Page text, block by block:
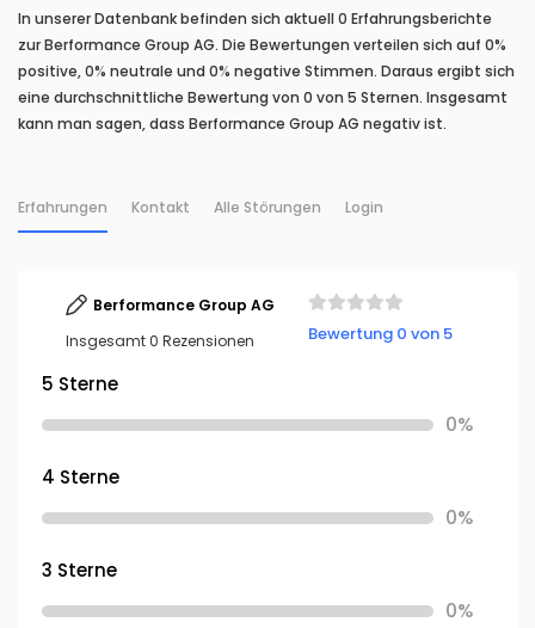
In unserer Datenbank befinden sich aktuell 0 Erfahrungsberichte
zur Berformance Group AG. Die Bewertungen verteilen sich auf 0%
positive, 0% neutrale und 0% negative Stimmen. Daraus ergibt sich
eine durchschnittliche Bewertung von 0 von 5 Sternen. Insgesamt
kann man sagen, dass Berformance Group AG negativ ist.
Erfahrungen Kontakt Alle Störungen Login
Berformance Group AG
Insgesamt 0 Rezensionen
Bewertung 0 von 5
5 Sterne
0%
4 Sterne
0%
3 Sterne
0%